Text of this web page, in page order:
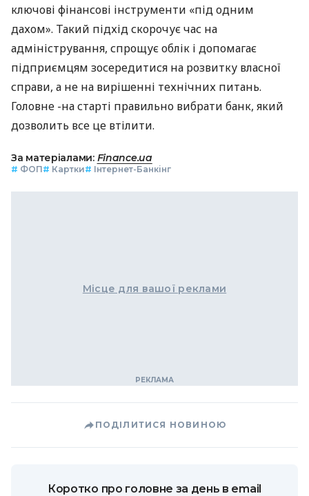
ключові фінансові інструменти «під одним
дахом». Такий підхід скорочує час на
адміністрування, спрощує облік і допомагає
підприємцям зосередитися на розвитку власної
справи, а не на вирішенні технічних питань.
Головне -на старті правильно вибрати банк, який
дозволить все це втілити.
За матеріалами: Finance.ua
# ФОП# Картки# Інтернет-Банкінг
Місце для вашої реклами
ПОДІЛИТИСЯ НОВИНОЮ
Коротко про головне за день в email